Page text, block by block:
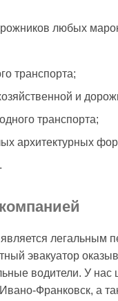
любых
транспорта;
и
транспорта;
архитектурных
легальным
эвакуатор
водители. У нас
Франковск, а